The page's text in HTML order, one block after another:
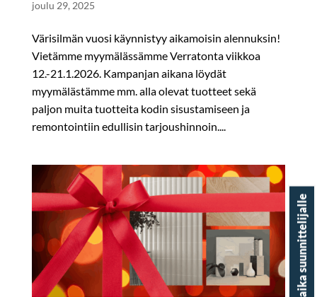
joulu 29, 2025
Värisilmän vuosi käynnistyy aikamoisin alennuksin!
Vietämme myymälässämme Verratonta viikkoa
12.-21.1.2026. Kampanjan aikana löydät
myymälästämme mm. alla olevat tuotteet sekä
paljon muita tuotteita kodin sisustamiseen ja
remontointiin edullisin tarjoushinnoin....
Varaa aika suunnittelijalle